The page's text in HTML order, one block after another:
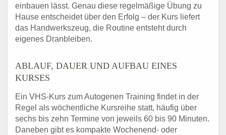
einbauen lässt. Genau diese regelmäßige Übung zu
Hause entscheidet über den Erfolg – der Kurs liefert
das Handwerkszeug, die Routine entsteht durch
eigenes Dranbleiben.
ABLAUF, DAUER UND AUFBAU EINES
KURSES
Ein VHS-Kurs zum Autogenen Training findet in der
Regel als wöchentliche Kursreihe statt, häufig über
sechs bis zehn Termine von jeweils 60 bis 90 Minuten.
Daneben gibt es kompakte Wochenend- oder